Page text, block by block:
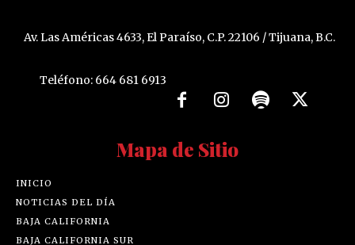
Av. Las Américas 4633, El Paraíso, C.P. 22106 / Tijuana, B.C.
Teléfono: 664 681 6913
Mapa de Sitio
INICIO
NOTICIAS DEL DÍA
BAJA CALIFORNIA
BAJA CALIFORNIA SUR